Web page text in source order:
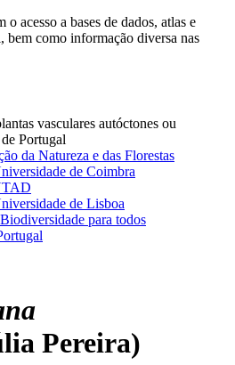
acesso a bases de dados, atlas e
bem como informação diversa nas
vasculares autóctones ou
Portugal
da Natureza e das Florestas
de Coimbra
de Lisboa
para todos
Pereira)